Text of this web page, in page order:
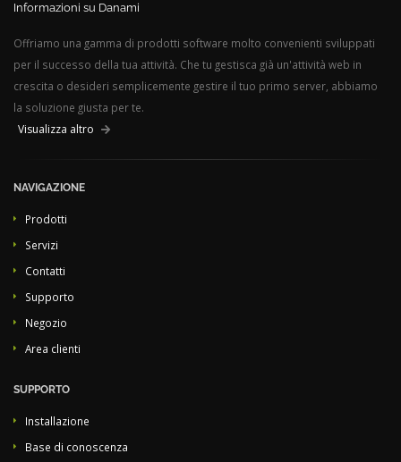
Informazioni su Danami
Offriamo una gamma di prodotti software molto convenienti sviluppati
per il successo della tua attività. Che tu gestisca già un'attività web in
crescita o desideri semplicemente gestire il tuo primo server, abbiamo
la soluzione giusta per te.
Visualizza altro
NAVIGAZIONE
Prodotti
Servizi
Contatti
Supporto
Negozio
Area clienti
SUPPORTO
Installazione
Base di conoscenza